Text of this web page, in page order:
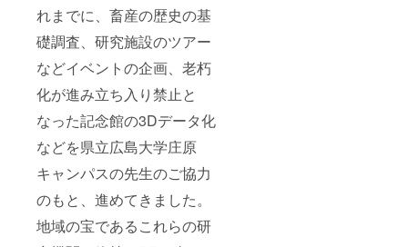
れまでに、畜産の歴史の基
礎調査、研究施設のツアー
などイベントの企画、老朽
化が進み立ち入り禁止と
なった記念館の3Dデータ化
などを県立広島大学庄原
キャンパスの先生のご協力
のもと、進めてきました。
地域の宝であるこれらの研